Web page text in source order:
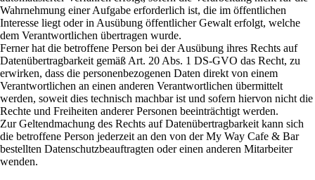
Wahrnehmung einer Aufgabe erforderlich ist, die im öffentlichen
Interesse liegt oder in Ausübung öffentlicher Gewalt erfolgt, welche
dem Verantwortlichen übertragen wurde.
Ferner hat die betroffene Person bei der Ausübung ihres Rechts auf
Datenübertragbarkeit gemäß Art. 20 Abs. 1 DS-GVO das Recht, zu
erwirken, dass die personenbezogenen Daten direkt von einem
Verantwortlichen an einen anderen Verantwortlichen übermittelt
werden, soweit dies technisch machbar ist und sofern hiervon nicht die
Rechte und Freiheiten anderer Personen beeinträchtigt werden.
Zur Geltendmachung des Rechts auf Datenübertragbarkeit kann sich
die betroffene Person jederzeit an den von der My Way Cafe & Bar
bestellten Datenschutzbeauftragten oder einen anderen Mitarbeiter
wenden.